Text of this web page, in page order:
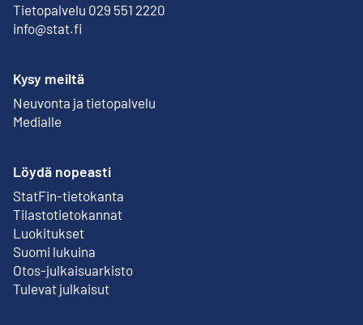
Tietopalvelu 029 551 2220
info@stat.fi
Kysy meiltä
Neuvonta ja tietopalvelu
Medialle
Löydä nopeasti
StatFin-tietokanta
Ulkoinen linkki
Tilastotietokannat
Luokitukset
Suomi lukuina
Otos-julkaisuarkisto
Ulkoinen linkki
Tulevat julkaisut